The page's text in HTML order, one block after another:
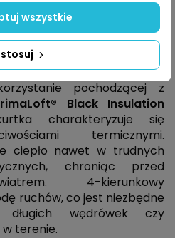
na świeżym
zaawansowanej mieszanki
łączy w sobie
i oddychalność,
komfort podczas
pochodzącej z
Black Insulation
charakteryzuje się
termicznymi.
ciepło nawet w trudnych
chroniąc przed
4-kierunkowy
ruchów, co jest niezbędne
długich wędrówek czy
terenie.
wszystkie